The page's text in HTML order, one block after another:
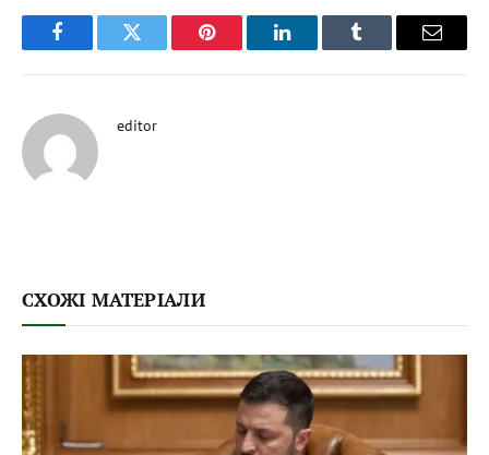
FacebookTwitter Pinterest LinkedInTumblr Email
editor
СХОЖІ МАТЕРІАЛИ